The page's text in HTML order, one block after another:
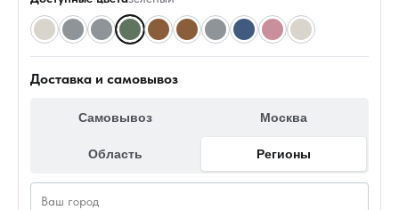
Доставка и самовывоз
Самовывоз Москва
Область Регионы